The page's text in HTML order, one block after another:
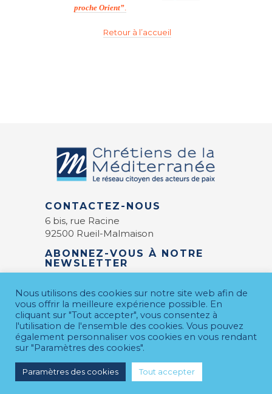
proche Orient”
Retour à l’accueil
CONTACTEZ-NOUS
6 bis, rue Racine
92500 Rueil-Malmaison
ABONNEZ-VOUS À NOTRE
NEWSLETTER
E-mail*
© 2026 CDM
MENTIONS LÉGALES
Nous utilisons des cookies sur notre site web afin de
vous offrir la meilleure expérience possible. En
cliquant sur "Tout accepter", vous consentez à
l'utilisation de l'ensemble des cookies. Vous pouvez
également personnaliser vos cookies en vous rendant
sur "Paramètres des cookies".
Paramètres des cookies Tout accepter